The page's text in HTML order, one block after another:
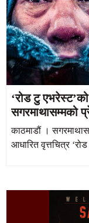
‘रोड टु
सगरमाथासम्मको
काठमाडौं ।
आधारित वृत्तचित्र